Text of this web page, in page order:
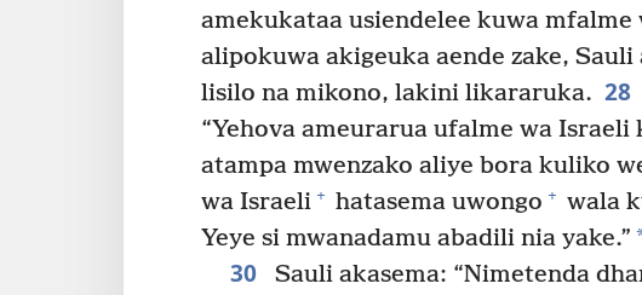
amekukataa usiendelee kuwa mfalme
alipokuwa akigeuka aende zake,
lisilo na mikono, lakini likararuka. 28
“Yehova ameurarua ufalme wa
atampa mwenzako aliye bora kuliko
wa Israeli + hatasema uwongo + wala
Yeye si mwanadamu abadili nia yake.”
30
Sauli akasema: “Nimetenda